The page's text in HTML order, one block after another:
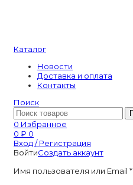
Каталог
Новости
Доставка и оплата
Контакты
Поиск
0 Избранное
0 ₽ 0
Вход / Регистрация
ВойтиСоздать аккаунт
Имя пользователя или Email *